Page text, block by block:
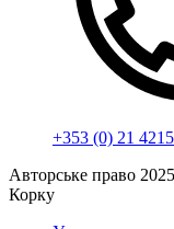
+353 (0) 21
Авторське право
Корку